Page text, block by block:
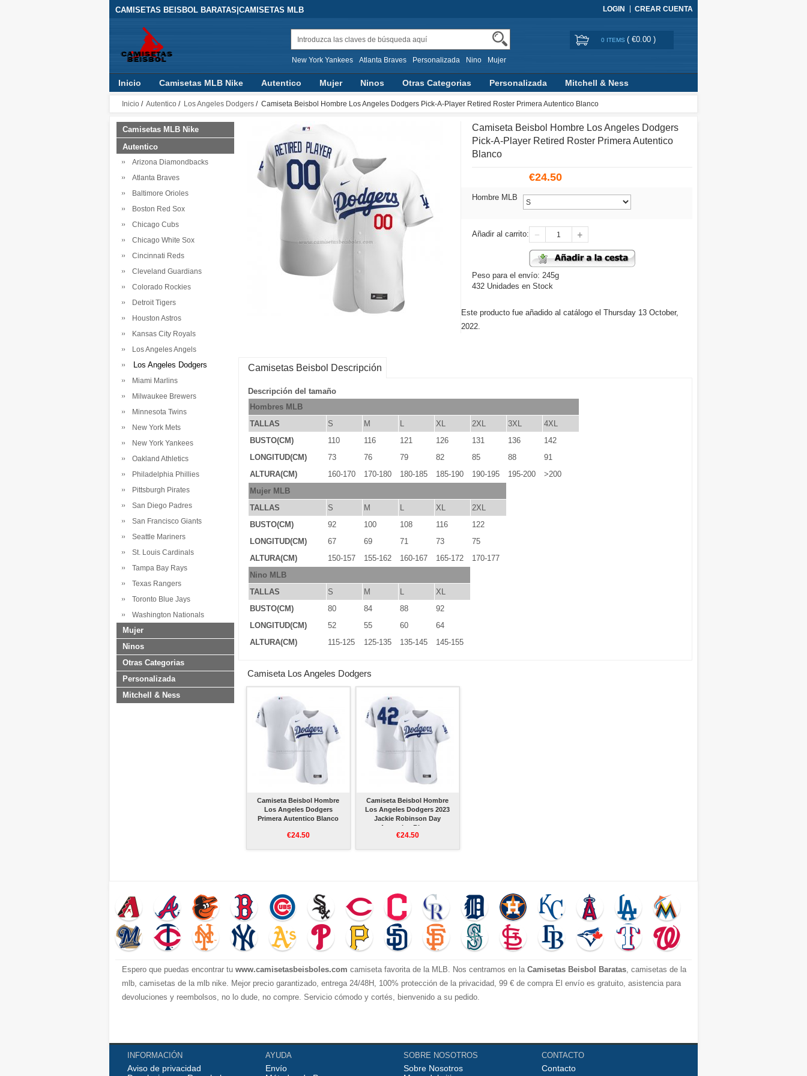
CAMISETAS BEISBOL BARATAS|CAMISETAS MLB LOGIN CREAR CUENTA
New York Yankees Atlanta Braves Personalizada Nino Mujer
0 ITEMS ( €0.00 )
Inicio Camisetas MLB Nike Autentico Mujer Ninos Otras Categorias Personalizada Mitchell & Ness
Inicio / Autentico / Los Angeles Dodgers / Camiseta Beisbol Hombre Los Angeles Dodgers Pick-A-Player Retired Roster Primera Autentico Blanco
Camisetas MLB Nike
Autentico
Arizona Diamondbacks
Atlanta Braves
Baltimore Orioles
Boston Red Sox
Chicago Cubs
Chicago White Sox
Cincinnati Reds
Cleveland Guardians
Colorado Rockies
Detroit Tigers
Houston Astros
Kansas City Royals
Los Angeles Angels
Los Angeles Dodgers
Miami Marlins
Milwaukee Brewers
Minnesota Twins
New York Mets
New York Yankees
Oakland Athletics
Philadelphia Phillies
Pittsburgh Pirates
San Diego Padres
San Francisco Giants
Seattle Mariners
St. Louis Cardinals
Tampa Bay Rays
Texas Rangers
Toronto Blue Jays
Washington Nationals
Mujer
Ninos
Otras Categorias
Personalizada
Mitchell & Ness
Camiseta Beisbol Hombre Los Angeles Dodgers
Pick-A-Player Retired Roster Primera Autentico
Blanco
€24.50
Hombre MLB
Añadir al carrito:
Peso para el envío: 245g
432 Unidades en Stock
Este producto fue añadido al catálogo el Thursday 13 October,
2022.
Camisetas Beisbol Descripción
Descripción del tamaño
Hombres MLB
TALLAS
S M L XL 2XL 3XL
4XL
BUSTO(CM)
110 116 121 126 131 136
142
LONGITUD(CM)
73 76 79 82 85 88
91
ALTURA(CM)
160-170 170-180 180-185 185-190 190-195 195-200
>200
Mujer MLB
TALLAS
S M L XL
2XL
BUSTO(CM)
92 100 108 116
122
LONGITUD(CM)
67 69 71 73
75
ALTURA(CM)
150-157 155-162 160-167 165-172
170-177
Nino MLB
TALLAS
S M L
XL
BUSTO(CM)
80 84 88
92
LONGITUD(CM)
52 55 60
64
ALTURA(CM)
115-125 125-135 135-145 145-155
Camiseta Los Angeles Dodgers
Camiseta Beisbol Hombre
Los Angeles Dodgers
Primera Autentico Blanco
€24.50
Camiseta Beisbol Hombre
Los Angeles Dodgers 2023
Jackie Robinson Day
Autentico Blanco
€24.50
Espero que puedas encontrar tu www.camisetasbeisboles.com camiseta favorita de la MLB. Nos centramos en la Camisetas Beisbol Baratas, camisetas de la
mlb, camisetas de la mlb nike. Mejor precio garantizado, entrega 24/48H, 100% protección de la privacidad, 99 € de compra El envío es gratuito, asistencia para
devoluciones y reembolsos, no lo dude, no compre. Servicio cómodo y cortés, bienvenido a su pedido.
INFORMACIÓN
Aviso de privacidad
AYUDA
Envío
SOBRE NOSOTROS
Sobre Nosotros
CONTACTO
Contacto